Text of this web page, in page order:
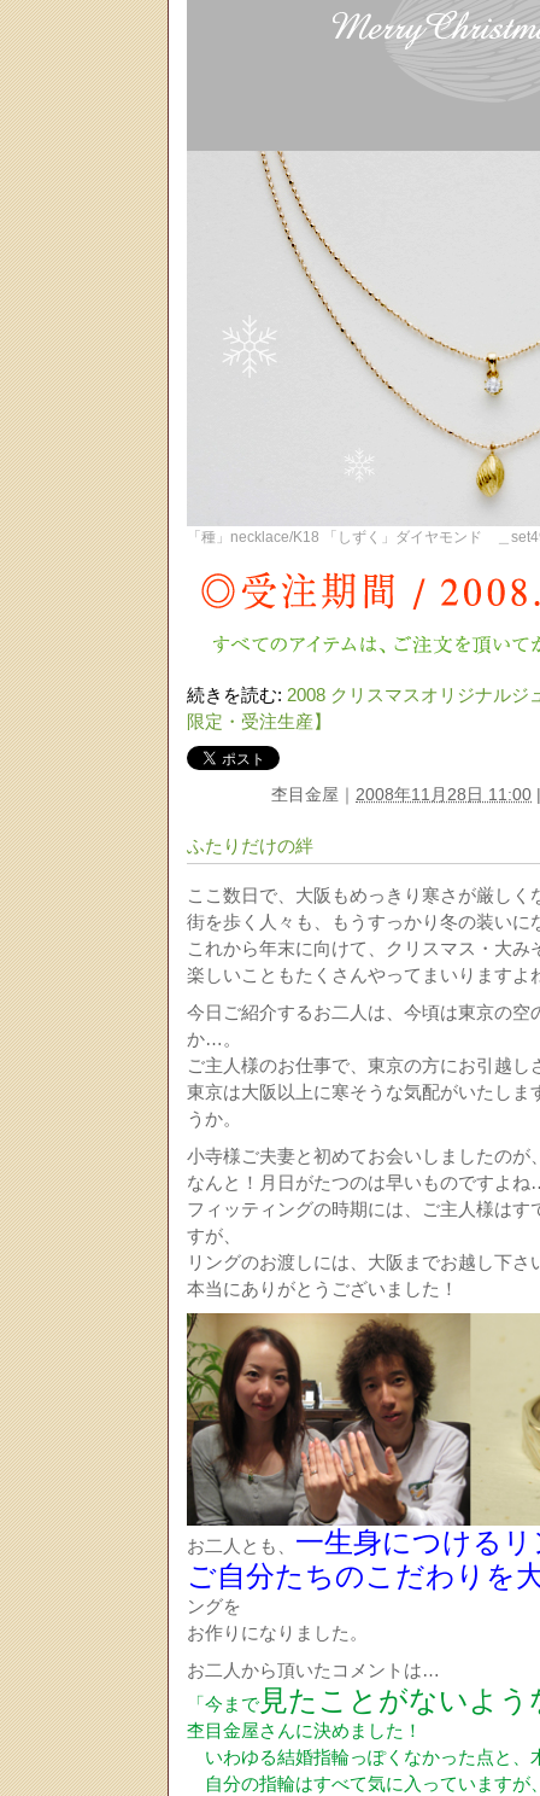
「種」necklace/K18 「しずく」ダイヤモンド ＿
続きを読む: 2008 クリスマスオリジナ
限定・受注生産】
杢目金屋 2008年11月28日 11:00
ふたりだけの絆
ここ数日で、大阪もめっきり寒さが厳しく
街を歩く人々も、もうすっかり冬の装いに
これから年末に向けて、クリスマス・大
楽しいこともたくさんやってまいりますよ
今日ご紹介するお二人は、今頃は東京の空
か…。
ご主人様のお仕事で、東京の方にお引越し
東京は大阪以上に寒そうな気配がいたしま
うか。
小寺様ご夫妻と初めてお会いしましたのが
なんと！月日がたつのは早いものですよ
フィッティングの時期には、ご主人様は
すが、
リングのお渡しには、大阪までお越し下さ
本当にありがとうございました！
お二人とも、 一生身につける
ご自分たちのこだわりを
ングを
お作りになりました。
お二人から頂いたコメントは…
「今まで 見たことがないよう
杢目金屋さんに決めました！
いわゆる結婚指輪っぽくなかった点と、
自分の指輪はすべて気に入っていますが